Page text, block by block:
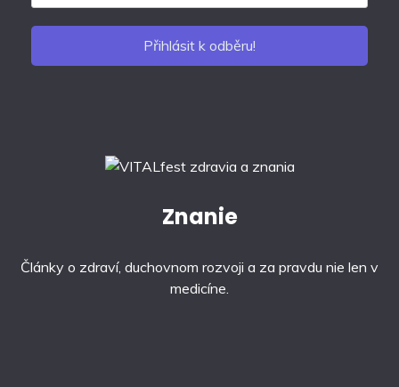
Znanie
Články o zdraví, duchovnom rozvoji a za pravdu nie len v
medicíne.